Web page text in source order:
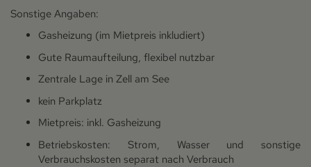
Sonstige Angaben:
Gasheizung (im Mietpreis inkludiert)
Gute Raumaufteilung, flexibel nutzbar
Zentrale Lage in Zell am See
kein Parkplatz
Mietpreis: inkl. Gasheizung
Betriebskosten: Strom, Wasser und sonstige
Verbrauchskosten separat nach Verbrauch